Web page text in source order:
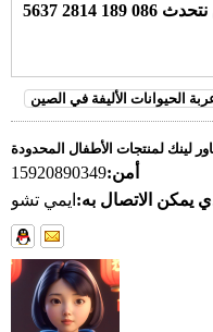
189 2814 5637
الحيوانات الأليفة في الصين
لينك لمنتجات الأطفال المحدودة
أمن:15920890349
يمكن الاتصال به: ايمي تشو